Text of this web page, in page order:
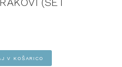
V KOŠARICO